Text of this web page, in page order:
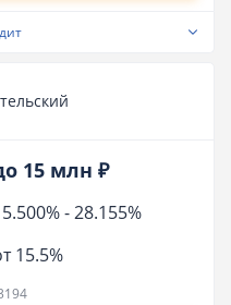
15 млн ₽
-28.155%
15.5%